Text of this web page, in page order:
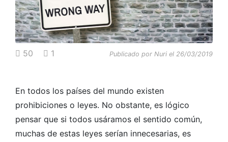
50 1 Publicado por Nuri el 26/03/2019
En todos los países del mundo existen
prohibiciones o leyes. No obstante, es lógico
pensar que si todos usáramos el sentido común,
muchas de estas leyes serían innecesarias, es